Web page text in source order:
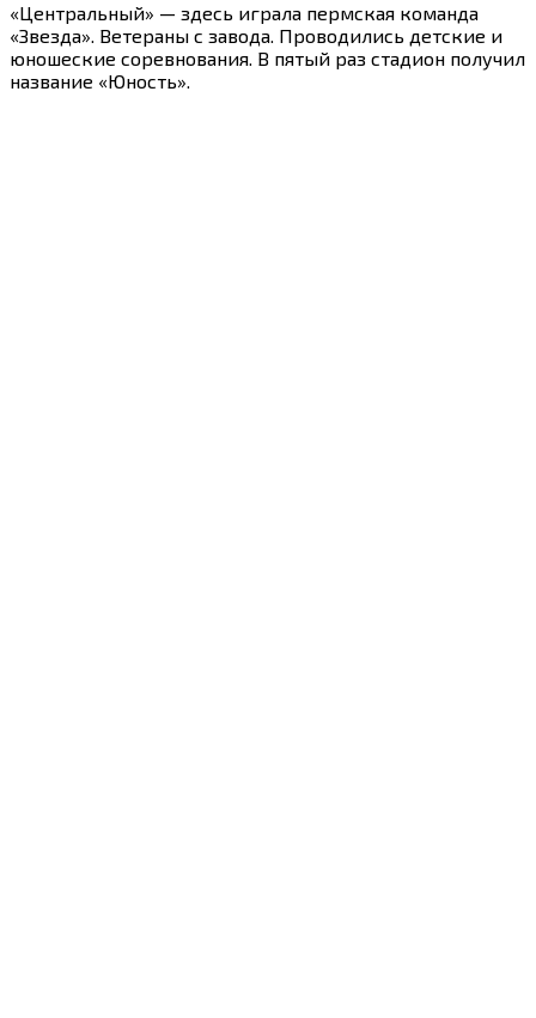
«Центральный» — здесь играла пермская команда
«Звезда». Ветераны с завода. Проводились детские и
юношеские соревнования. В пятый раз стадион получил
название «Юность».